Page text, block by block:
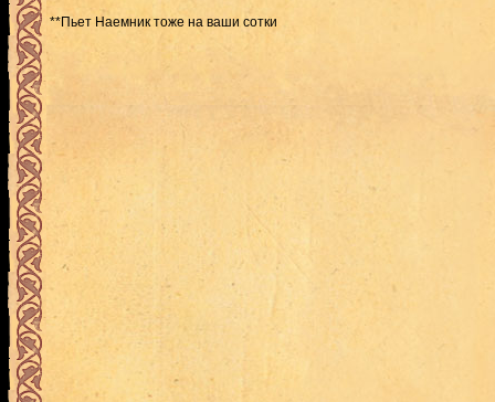
**Пьет Наемник тоже на ваши сотки